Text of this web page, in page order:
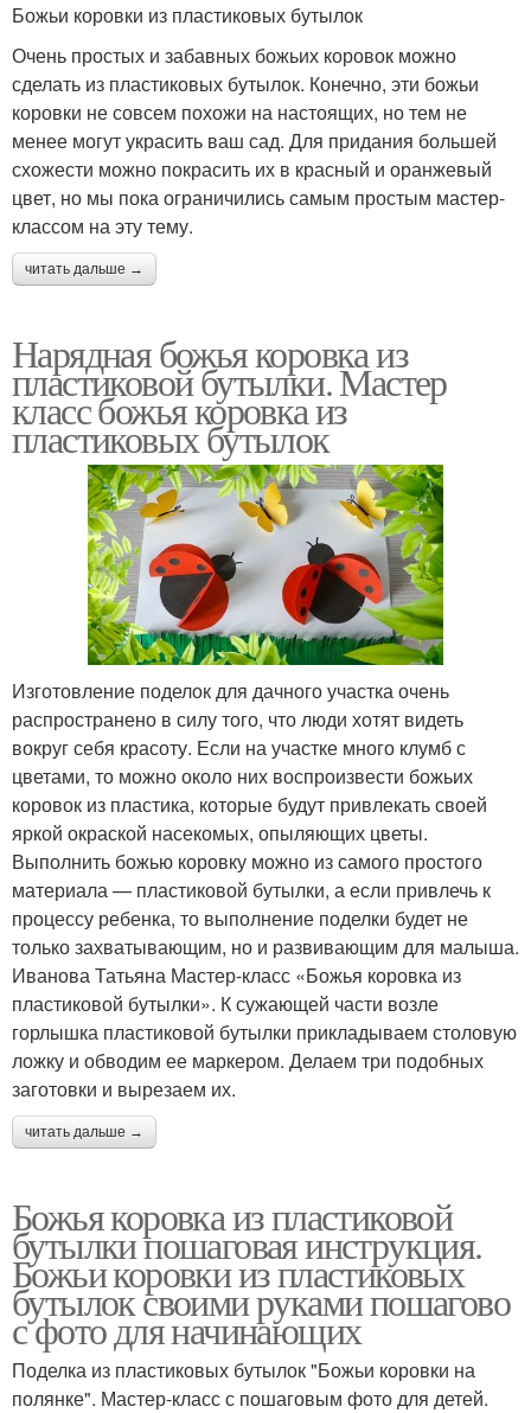
Божьи коровки из пластиковых бутылок
Очень простых и забавных божьих коровок можно
сделать из пластиковых бутылок. Конечно, эти божьи
коровки не совсем похожи на настоящих, но тем не
менее могут украсить ваш сад. Для придания большей
схожести можно покрасить их в красный и оранжевый
цвет, но мы пока ограничились самым простым мастер-
классом на эту тему.
читать дальше →
Нарядная божья коровка из
пластиковой бутылки. Мастер
класс божья коровка из
пластиковых бутылок
Изготовление поделок для дачного участка очень
распространено в силу того, что люди хотят видеть
вокруг себя красоту. Если на участке много клумб с
цветами, то можно около них воспроизвести божьих
коровок из пластика, которые будут привлекать своей
яркой окраской насекомых, опыляющих цветы.
Выполнить божью коровку можно из самого простого
материала — пластиковой бутылки, а если привлечь к
процессу ребенка, то выполнение поделки будет не
только захватывающим, но и развивающим для малыша.
Иванова Татьяна Мастер-класс «Божья коровка из
пластиковой бутылки». К сужающей части возле
горлышка пластиковой бутылки прикладываем столовую
ложку и обводим ее маркером. Делаем три подобных
заготовки и вырезаем их.
читать дальше →
Божья коровка из пластиковой
бутылки пошаговая инструкция.
Божьи коровки из пластиковых
бутылок своими руками пошагово
с фото для начинающих
Поделка из пластиковых бутылок "Божьи коровки на
полянке". Мастер-класс с пошаговым фото для детей.